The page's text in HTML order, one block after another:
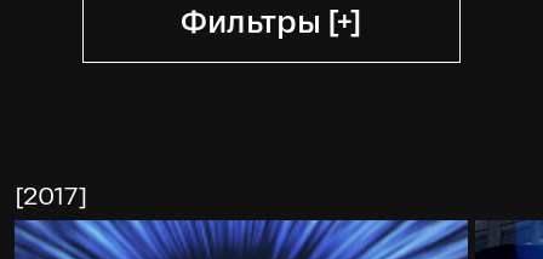
Фильтры [+]
[2017]